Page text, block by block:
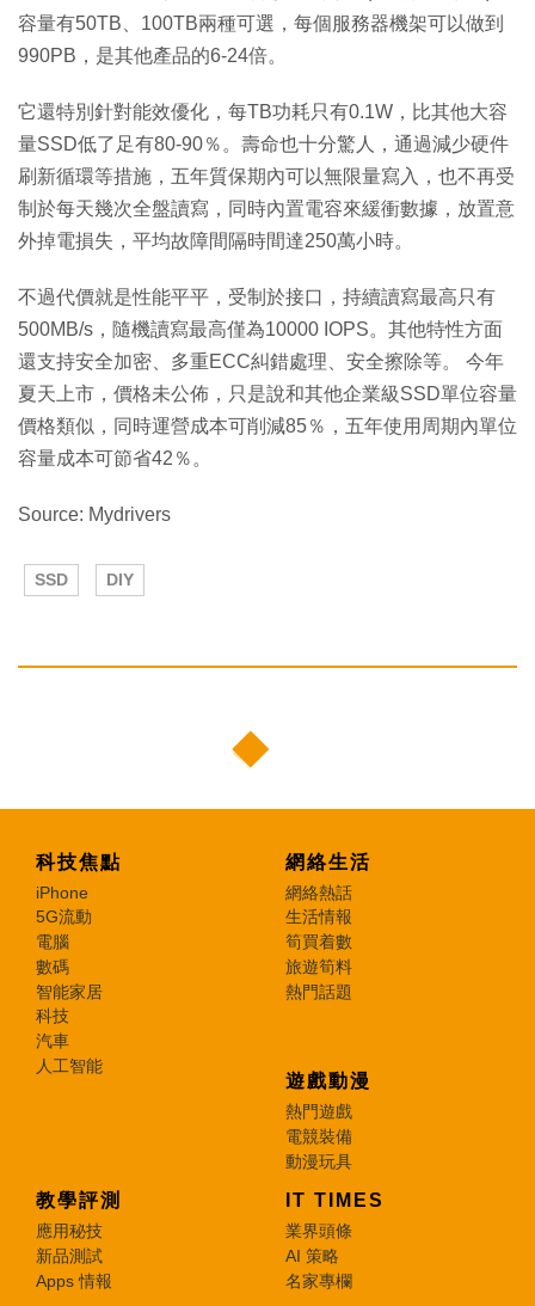
容量有50TB、100TB兩種可選，每個服務器機架可以做到
990PB，是其他產品的6-24倍。
它還特別針對能效優化，每TB功耗只有0.1W，比其他大容
量SSD低了足有80-90％。壽命也十分驚人，通過減少硬件
刷新循環等措施，五年質保期內可以無限量寫入，也不再受
制於每天幾次全盤讀寫，同時內置電容來緩衝數據，放置意
外掉電損失，平均故障間隔時間達250萬小時。
不過代價就是性能平平，受制於接口，持續讀寫最高只有
500MB/s，隨機讀寫最高僅為10000 IOPS。其他特性方面
還支持安全加密、多重ECC糾錯處理、安全擦除等。 今年
夏天上市，價格未公佈，只是說和其他企業級SSD單位容量
價格類似，同時運營成本可削減85％，五年使用周期內單位
容量成本可節省42％。
Source: Mydrivers
SSD DIY
科技焦點
iPhone
5G流動
電腦
數碼
智能家居
科技
汽車
人工智能
網絡生活
網絡熱話
生活情報
筍買着數
旅遊筍料
熱門話題
遊戲動漫
熱門遊戲
電競裝備
動漫玩具
教學評測
應用秘技
新品測試
Apps 情報
IT TIMES
業界頭條
AI 策略
名家專欄